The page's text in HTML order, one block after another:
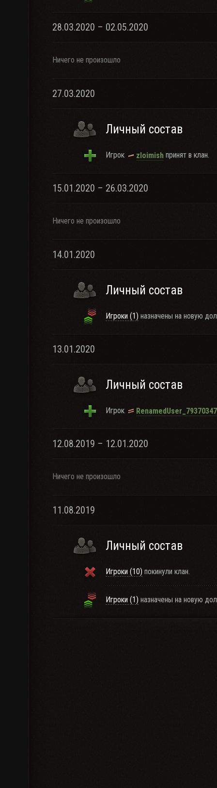
28.03.2020 – 02.05.2020
Ничего не произошло
27.03.2020
Личный состав
Игрок zloimish принят в клан.
15.01.2020 – 26.03.2020
Ничего не произошло
14.01.2020
Личный состав
Игроки (1) назначены на новую
13.01.2020
Личный состав
Игрок RenamedUser_79370347
12.08.2019 – 12.01.2020
Ничего не произошло
11.08.2019
Личный состав
Игроки (10) покинули клан.
Игроки (1) назначены на новую